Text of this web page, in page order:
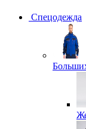
Спецодежда